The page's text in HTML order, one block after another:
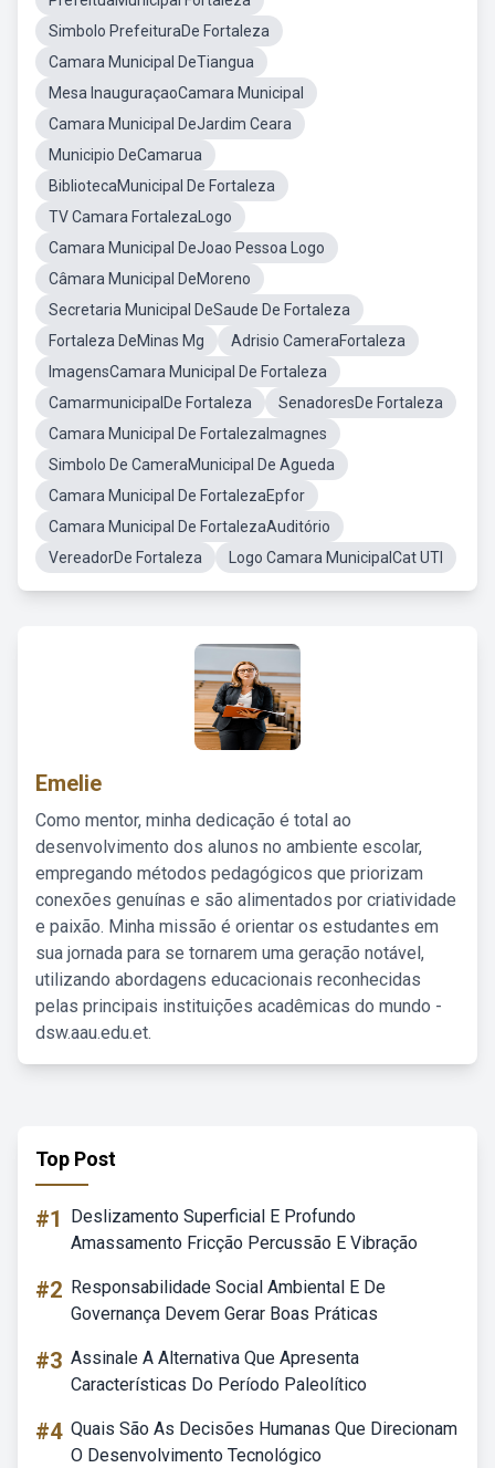
Simbolo PrefeituraDe Fortaleza
Camara Municipal DeTiangua
Mesa InauguraçaoCamara Municipal
Camara Municipal DeJardim Ceara
Municipio DeCamarua
BibliotecaMunicipal De Fortaleza
TV Camara FortalezaLogo
Camara Municipal DeJoao Pessoa Logo
Câmara Municipal DeMoreno
Secretaria Municipal DeSaude De Fortaleza
Fortaleza DeMinas Mg
Adrisio CameraFortaleza
ImagensCamara Municipal De Fortaleza
CamarmunicipalDe Fortaleza
SenadoresDe Fortaleza
Camara Municipal De FortalezaImagnes
Simbolo De CameraMunicipal De Agueda
Camara Municipal De FortalezaEpfor
Camara Municipal De FortalezaAuditório
VereadorDe Fortaleza
Logo Camara MunicipalCat UTI
Emelie
Como mentor, minha dedicação é total ao
desenvolvimento dos alunos no ambiente escolar,
empregando métodos pedagógicos que priorizam
conexões genuínas e são alimentados por criatividade
e paixão. Minha missão é orientar os estudantes em
sua jornada para se tornarem uma geração notável,
utilizando abordagens educacionais reconhecidas
pelas principais instituições acadêmicas do mundo -
dsw.aau.edu.et.
Top Post
#1
Deslizamento Superficial E Profundo
Amassamento Fricção Percussão E Vibração
#2 Responsabilidade Social Ambiental E De
Governança Devem Gerar Boas Práticas
#3 Assinale A Alternativa Que Apresenta
Características Do Período Paleolítico
#4 Quais São As Decisões Humanas Que Direcionam
O Desenvolvimento Tecnológico